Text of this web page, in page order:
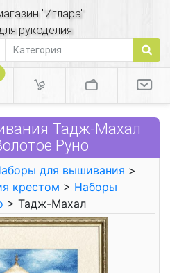
"Иглара"
рукоделия
Тадж-Махал
Руно
для вышивания >
крестом > Наборы
> Тадж-Махал